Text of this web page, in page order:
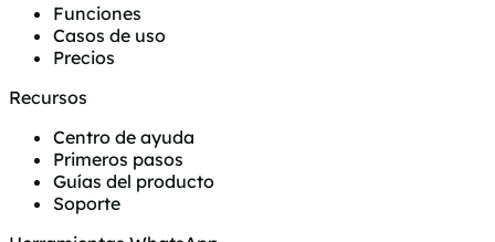
Funciones
Casos de uso
Precios
Recursos
Centro de ayuda
Primeros pasos
Guías del producto
Soporte